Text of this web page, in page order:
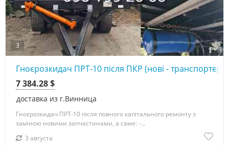
3
Гноєрозкидач ПРТ-10 після ПКР (нові -
доставка из г.Винница
7 384.28 $
Гноєрозкидач ПРТ-10 після повного капітального ремонту з
заміною новими запчастинами, а саме: -...
3 августа